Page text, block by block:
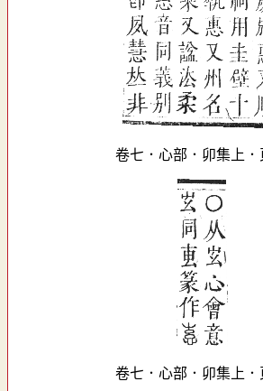
卷七．心部．卯集上．
卷七．心部．卯集上．